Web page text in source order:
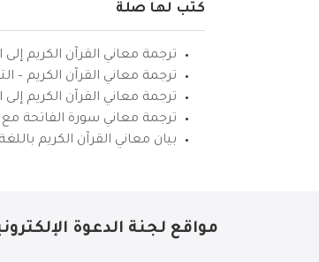
كتب لها صلة
ترجمة معاني القرآن الكريم إلى
ترجمة معاني القرآن الكريم –
ترجمة معاني القرآن الكريم
ترجمة معاني سورة الفاتحة مع
بيان معاني القرآن الكريم باللغة
مواقع لجنة الدعوة